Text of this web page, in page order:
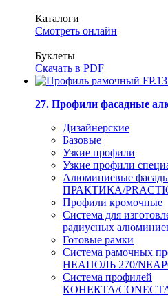
Каталоги
Смотреть онлайн
Буклеты
Скачать в PDF
27. Профили фасадные
Дизайнерские
Базовые
Узкие профили
Узкие профили
Алюминиевые
ПРАКТИКА/
Профили кромочные
Система для
радиусных
Готовые рамки
Система рамочных
НЕАПОЛЬ 270/
Система профилей
КОНЕКТА/